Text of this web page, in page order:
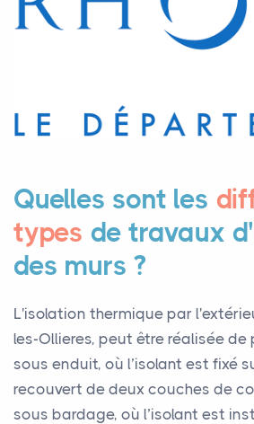
Quelles sont les
types de travaux
des murs ?
L'isolation thermique par
les-Ollieres, peut être réalisée de
sous enduit, où l’isolant est fixé
recouvert de deux couches de
sous bardage, où l’isolant est